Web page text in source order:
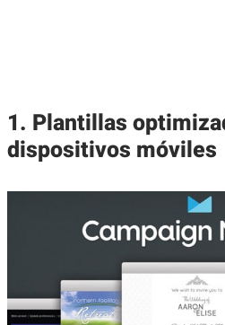
1. Plantillas
dispositivos móviles